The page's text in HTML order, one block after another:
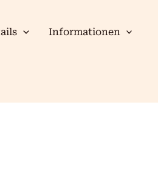
Informationen